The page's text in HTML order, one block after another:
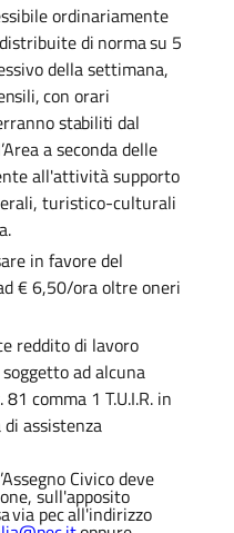
ordinariamente
distribuitedi normasu 5
della settimana,
con orari
stabiliti dal
a seconda delle
all'attività supporto
turistico-culturali
in favore del
€ 6,50/ora oltre oneri
reddito di lavoro
ad alcuna
comma 1 T.U.I.R. in
assistenza
Civico deve
sull'apposito
via pecall'indirizzo